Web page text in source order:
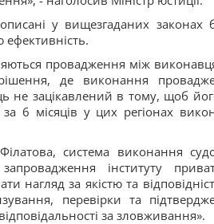
у вищезгаданих законах
ефективність.
провадження між
де виконання
не зацікавлений в тому, щоб
6 місяців у цих регіонах
система виконання
інституту
нагляд за якістю та
перевірки та
за зловживання».